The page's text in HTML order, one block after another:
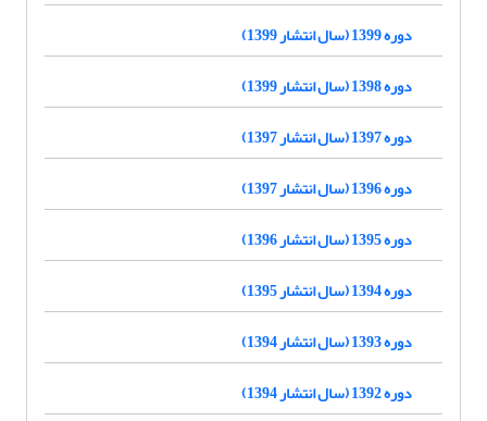
دوره 1399 (سال انتشار 1399)
دوره 1398 (سال انتشار 1399)
دوره 1397 (سال انتشار 1397)
دوره 1396 (سال انتشار 1397)
دوره 1395 (سال انتشار 1396)
دوره 1394 (سال انتشار 1395)
دوره 1393 (سال انتشار 1394)
دوره 1392 (سال انتشار 1394)